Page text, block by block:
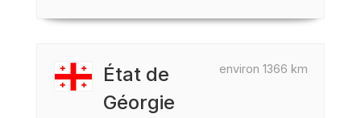
environ 1366 km
État de
Géorgie